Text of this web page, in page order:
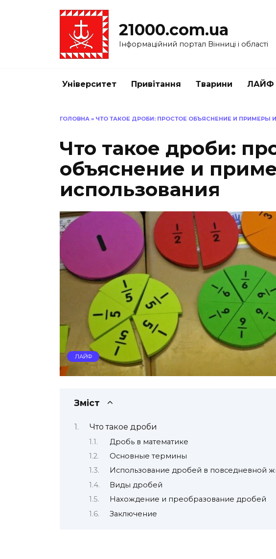
21000.com.ua
Інформаційний портал Вінниці і області
Університет Привітання Тварини ЛАЙФ
ГОЛОВНА » ЧТО ТАКОЕ ДРОБИ: ПРОСТОЕ ОБЪЯСНЕНИЕ И ПРИМЕРЫ
Что такое дроби:
объяснение и
использования
ЛАЙФ
Зміст
Что такое дроби
Дробь в математике
Основные термины
Использование дробей в повседневной
Виды дробей
Нахождение и преобразование дробей
Заключение